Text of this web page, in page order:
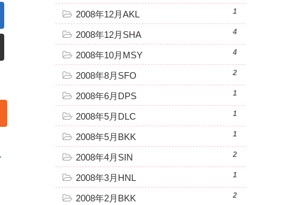
2008年12月AKL 1
2008年12月SHA 4
2008年10月MSY 4
2008年8月SFO 2
2008年6月DPS 1
2008年5月DLC 1
2008年5月BKK 1
2008年4月SIN 2
2008年3月HNL 1
2008年2月BKK 2